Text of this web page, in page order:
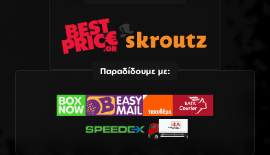
Παραδίδουμε με: